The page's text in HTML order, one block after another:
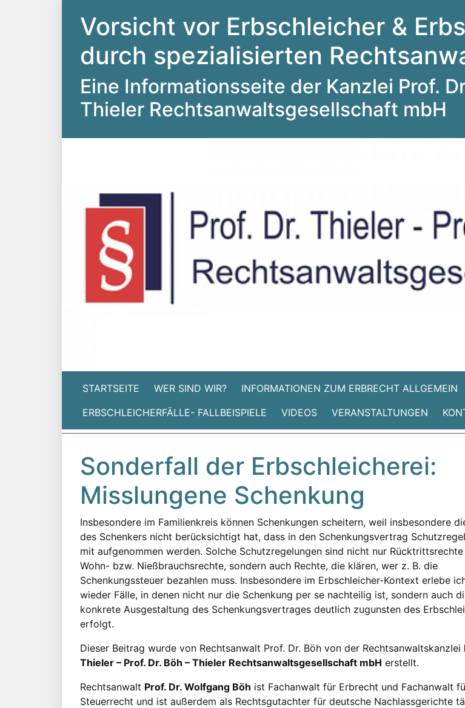
Vorsicht vor Erbschleicher &
durch spezialisierten
Eine Informationsseite der Kanzlei Prof.
Thieler Rechtsanwaltsgesellschaft mbH
STARTSEITE WER SIND WIR? INFORMATIONEN ZUM ERBRECHT ALLGEMEIN
ERBSCHLEICHERFÄLLE- FALLBEISPIELE
VIDEOS VERANSTALTUNGEN
Sonderfall der Erbschleicherei:
Misslungene Schenkung
Insbesondere im Familienkreis können Schenkungen scheitern, weil insbesondere
des Schenkers nicht berücksichtigt hat, dass in den Schenkungsvertrag
mit aufgenommen werden. Solche Schutzregelungen sind nicht nur Rücktrittsrechte
Wohn- bzw. Nießbrauchsrechte, sondern auch Rechte, die klären, wer z. B. die
Schenkungssteuer bezahlen muss. Insbesondere im Erbschleicher-Kontext erlebe
wieder Fälle, in denen nicht nur die Schenkung per se nachteilig ist, sondern auch
konkrete Ausgestaltung des Schenkungsvertrages deutlich zugunsten des
erfolgt.
Dieser Beitrag wurde von Rechtsanwalt Prof. Dr. Böh von der Rechtsanwaltskanzlei
Thieler – Prof. Dr. Böh – Thieler Rechtsanwaltsgesellschaft mbH erstellt.
Rechtsanwalt Prof. Dr. Wolfgang Böh ist Fachanwalt für Erbrecht und Fachanwalt
Steuerrecht und ist außerdem als Rechtsgutachter für deutsche Nachlassgerichte